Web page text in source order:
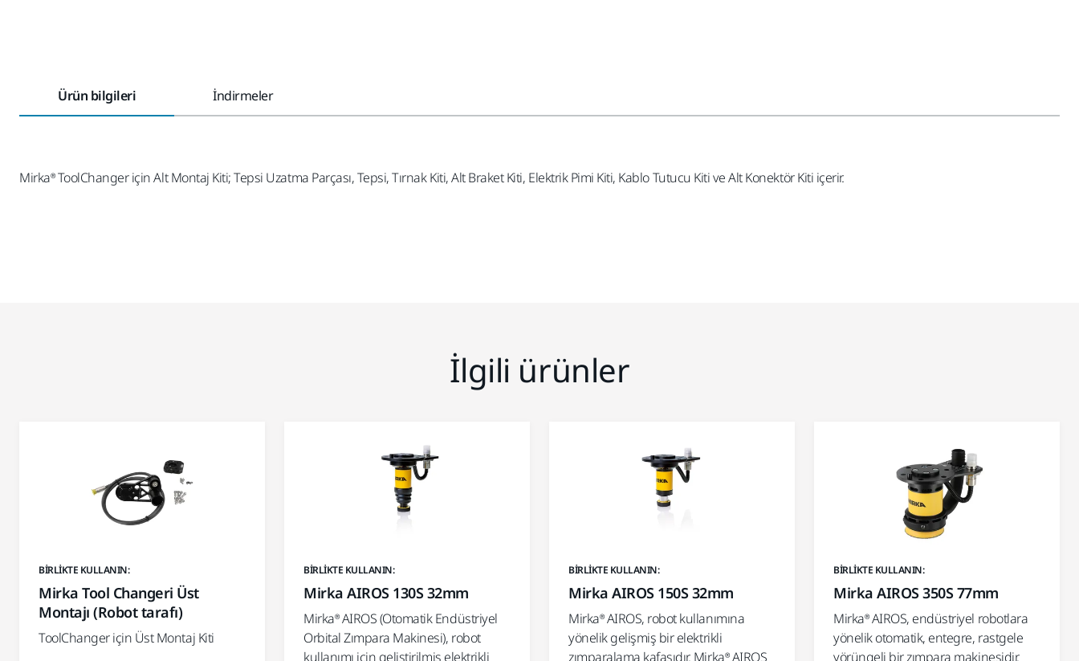
Ürün bilgileri İndirmeler
Mirka® ToolChanger için Alt Montaj Kiti; Tepsi Uzatma Parçası, Tepsi, Tırnak Kiti, Alt Braket Kiti, Elektrik Pimi Kiti, Kablo Tutucu Kiti ve Alt Konektör Kiti içerir.
İlgili ürünler
BIRLIKTE KULLANIN:
Mirka Tool Changeri Üst
Montajı (Robot tarafı)
ToolChanger için Üst Montaj Kiti
BIRLIKTE KULLANIN:
Mirka AIROS 130S 32mm
Mirka® AIROS (Otomatik Endüstriyel
Orbital Zımpara Makinesi), robot
kullanımı için geliştirilmiş elektrikli
BIRLIKTE KULLANIN:
Mirka AIROS 150S 32mm
Mirka® AIROS, robot kullanımına
yönelik gelişmiş bir elektrikli
zımparalama kafasıdır. Mirka® AIROS
BIRLIKTE KULLANIN:
Mirka AIROS 350S 77mm
Mirka® AIROS, endüstriyel robotlara
yönelik otomatik, entegre, rastgele
yörüngeli bir zımpara makinesidir.